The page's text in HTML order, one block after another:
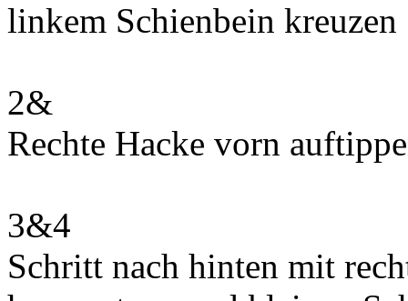
linkem Schienbein kreuzen
2&
Rechte Hacke vorn
3&4
Schritt nach hinten mit